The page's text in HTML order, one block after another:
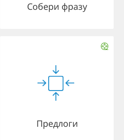
Собери фразу
Предлоги